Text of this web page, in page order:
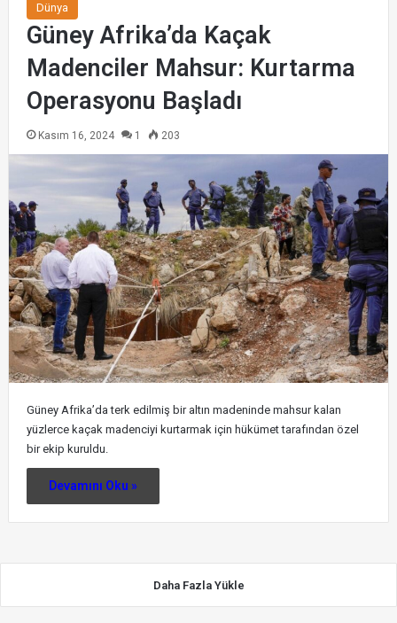
Dünya
Güney Afrika’da Kaçak
Madenciler Mahsur: Kurtarma
Operasyonu Başladı
Kasım 16, 2024 1 203
Güney Afrika’da terk edilmiş bir altın madeninde mahsur kalan
yüzlerce kaçak madenciyi kurtarmak için hükümet tarafından özel
bir ekip kuruldu.
Devamını Oku »
Daha Fazla Yükle